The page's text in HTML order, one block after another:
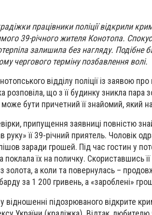
працівники поліції відкрили
39-річного жителя Конотопа.
залишила без нагляду.
чергового терміну позбавлення волі.
відділу поліції із заявою
розповіла, що з її будинку зникла
може бути причетний її знайомий, який
припущення заявниці повністю
руку» її 39-річний приятель. Чоловік
заради грошей. Під час гостин у
їх на поличку. Скориставшись
золота, а коли та повернулась –
за 1 200 гривень, а «зароблені»
у відношенні підозрюваного відкрите